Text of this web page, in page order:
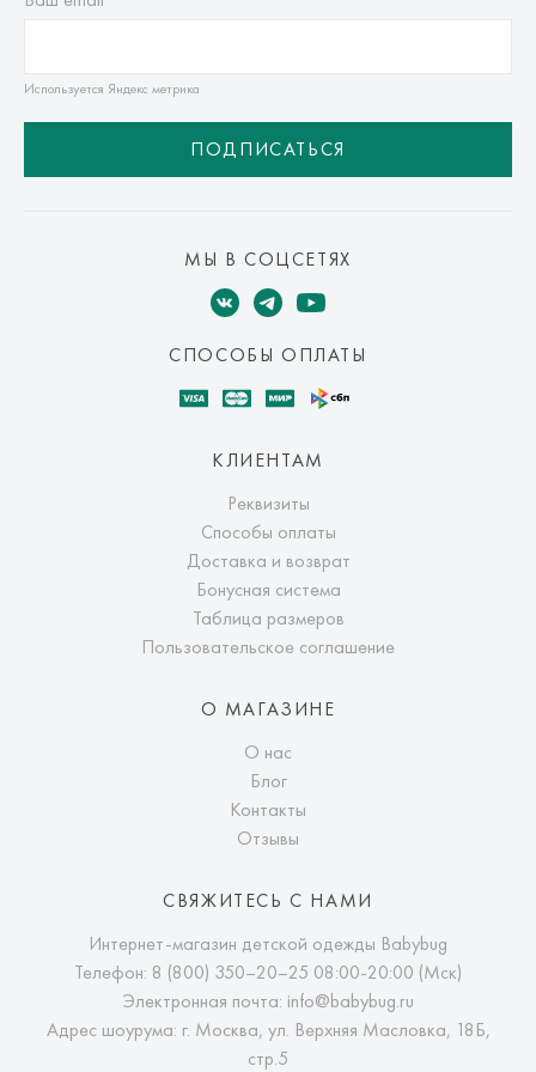
Используется Яндекс метрика
ПОДПИСАТЬСЯ
МЫ В СОЦСЕТЯХ
СПОСОБЫ ОПЛАТЫ
КЛИЕНТАМ
Реквизиты
Способы оплаты
Доставка и возврат
Бонусная система
Таблица размеров
Пользовательское соглашение
О МАГАЗИНЕ
О нас
Блог
Контакты
Отзывы
СВЯЖИТЕСЬ С НАМИ
Интернет-магазин детской одежды Babybug
Телефон: 8 (800) 350–20–25 08:00-20:00 (Мск)
Электронная почта: info@babybug.ru
Адрес шоурума: г. Москва, ул. Верхняя Масловка, 18Б,
стр.5